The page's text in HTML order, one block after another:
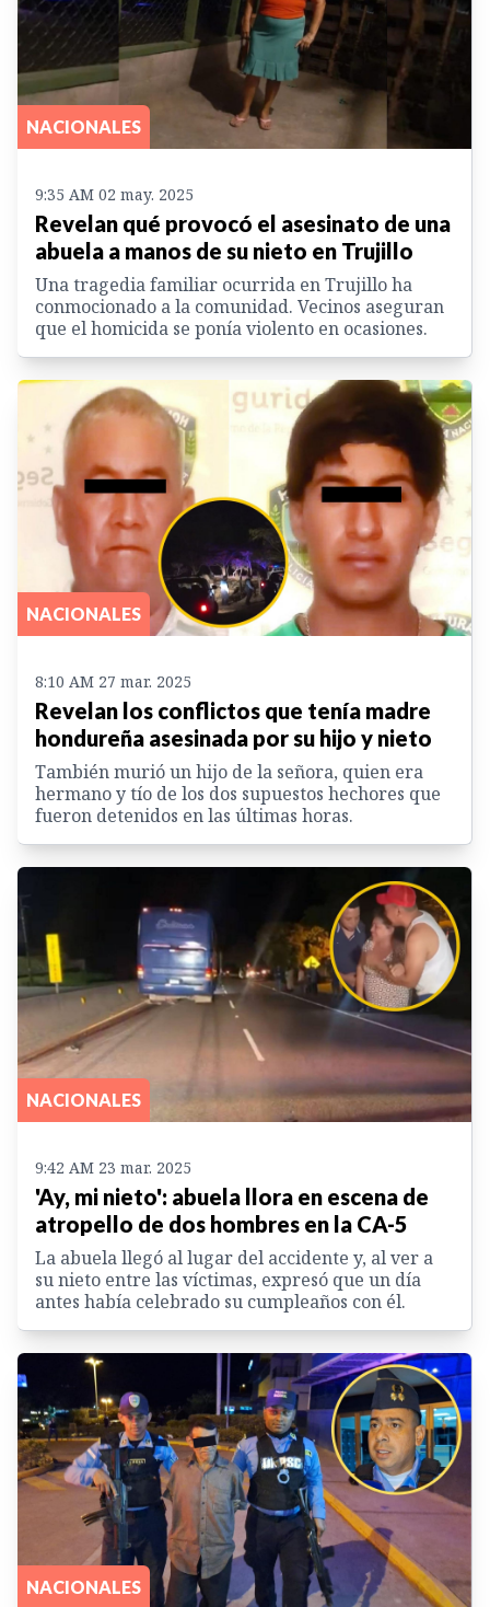
NACIONALES
9:35 AM 02 may. 2025
Revelan qué provocó el asesinato de una
abuela a manos de su nieto en Trujillo
Una tragedia familiar ocurrida en Trujillo ha
conmocionado a la comunidad. Vecinos aseguran
que el homicida se ponía violento en ocasiones.
NACIONALES
8:10 AM 27 mar. 2025
Revelan los conflictos que tenía madre
hondureña asesinada por su hijo y nieto
También murió un hijo de la señora, quien era
hermano y tío de los dos supuestos hechores que
fueron detenidos en las últimas horas.
NACIONALES
9:42 AM 23 mar. 2025
'Ay, mi nieto': abuela llora en escena de
atropello de dos hombres en la CA-5
La abuela llegó al lugar del accidente y, al ver a
su nieto entre las víctimas, expresó que un día
antes había celebrado su cumpleaños con él.
NACIONALES